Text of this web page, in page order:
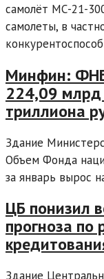
самолёт МС-21-
самолеты, в
Минфин:
224,09 млрд
триллиона
Здание
Объем Фонда
за январь вырос
ЦБ понизил
прогноза по
Здание